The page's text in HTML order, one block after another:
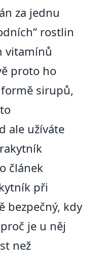
za jednu
rostlin
vitamínů
proto ho
sirupů,
ale užíváte
článek
při
bezpečný, kdy
je u něj
než